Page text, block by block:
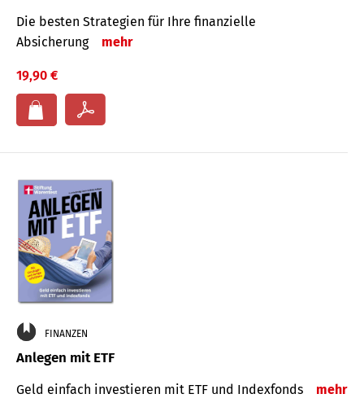
Die besten Strategien für Ihre finanzielle
Absicherung
mehr
19,90 €
FINANZEN
Anlegen mit ETF
Geld einfach investieren mit ETF und Indexfonds mehr